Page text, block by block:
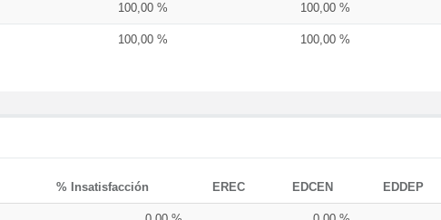
100,00 % 100,00 %
100,00 % 100,00 %
% Insatisfacción EREC EDCEN EDDEP